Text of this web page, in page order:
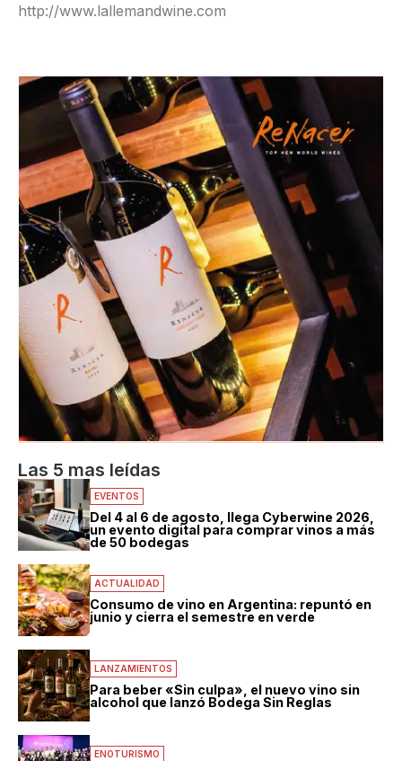
http://www.lallemandwine.com
Las 5 mas leídas
EVENTOS
Del 4 al 6 de agosto, llega Cyberwine 2026,
un evento digital para comprar vinos a más
de 50 bodegas
ACTUALIDAD
Consumo de vino en Argentina: repuntó en
junio y cierra el semestre en verde
LANZAMIENTOS
Para beber «Sin culpa», el nuevo vino sin
alcohol que lanzó Bodega Sin Reglas
ENOTURISMO